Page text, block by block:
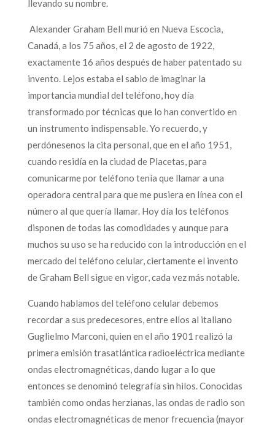
llevando su nombre.
Alexander Graham Bell murió en Nueva Escocia,
Canadá, a los 75 años, el 2 de agosto de 1922,
exactamente 16 años después de haber patentado su
invento. Lejos estaba el sabio de imaginar la
importancia mundial del teléfono, hoy día
transformado por técnicas que lo han convertido en
un instrumento indispensable. Yo recuerdo, y
perdónesenos la cita personal, que en el año 1951,
cuando residía en la ciudad de Placetas, para
comunicarme por teléfono tenía que llamar a una
operadora central para que me pusiera en línea con el
número al que quería llamar. Hoy día los teléfonos
disponen de todas las comodidades y aunque para
muchos su uso se ha reducido con la introducción en el
mercado del teléfono celular, ciertamente el invento
de Graham Bell sigue en vigor, cada vez más notable.
Cuando hablamos del teléfono celular debemos
recordar a sus predecesores, entre ellos al italiano
Guglielmo Marconi, quien en el año 1901 realizó la
primera emisión trasatlántica radioeléctrica mediante
ondas electromagnéticas, dando lugar a lo que
entonces se denominó telegrafía sin hilos. Conocidas
también como ondas herzianas, las ondas de radio son
ondas electromagnéticas de menor frecuencia (mayor